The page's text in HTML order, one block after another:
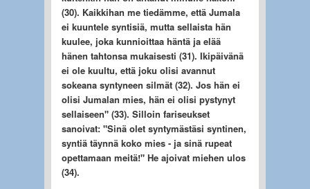
(30). Kaikkihan me tiedämme, että Jumala
ei kuuntele syntisiä, mutta sellaista hän
kuulee, joka kunnioittaa häntä ja elää
hänen tahtonsa mukaisesti (31). Ikipäivänä
ei ole kuultu, että joku olisi avannut
sokeana syntyneen silmät (32). Jos hän ei
olisi Jumalan mies, hän ei olisi pystynyt
sellaiseen" (33). Silloin fariseukset
sanoivat: "Sinä olet syntymästäsi syntinen,
syntiä täynnä koko mies - ja sinä rupeat
opettamaan meitä!" He ajoivat miehen ulos
(34).